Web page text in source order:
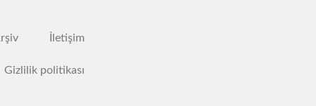
İletişim
Gizlilik politikası